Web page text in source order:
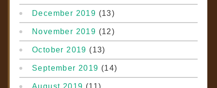
December 2019 (13)
November 2019 (12)
October 2019 (13)
September 2019 (14)
August 2019 (11)